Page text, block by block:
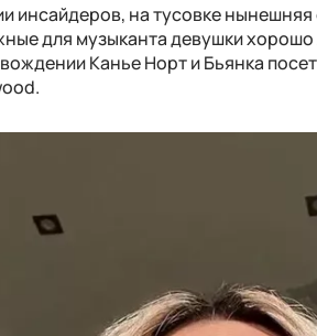
инсайдеров, на тусовке
для музыканта девушки
Канье Норт и Бьянка